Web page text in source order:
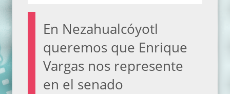
En Nezahualcóyotl
queremos que Enrique
Vargas nos represente
en el senado